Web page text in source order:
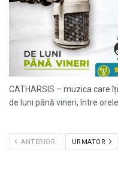
CATHARSIS – muzica care
de luni până vineri, între orele
ANTERIOR URMATOR